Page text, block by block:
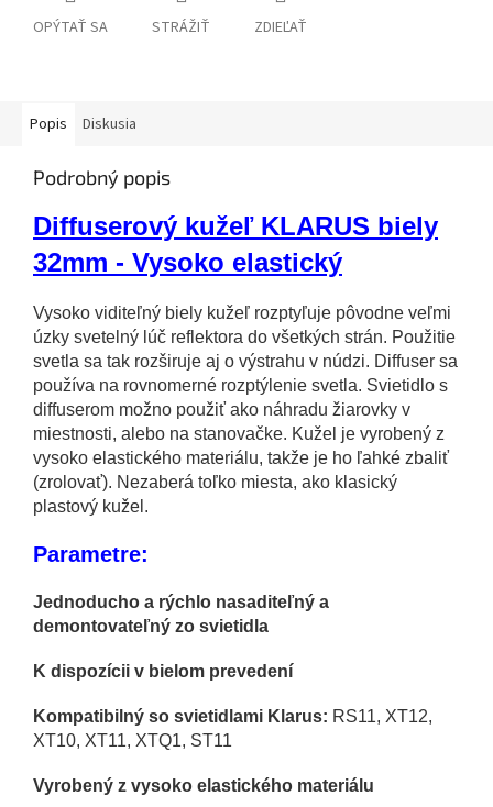
OPÝTAŤ SA STRÁŽIŤ ZDIEĽAŤ
Popis Diskusia
Podrobný popis
Diffuserový kužeľ KLARUS biely
32mm - Vysoko elastický
Vysoko viditeľný biely kužeľ rozptyľuje pôvodne veľmi
úzky svetelný lúč reflektora do všetkých strán. Použitie
svetla sa tak rozširuje aj o výstrahu v núdzi. Diffuser sa
používa na rovnomerné rozptýlenie svetla. Svietidlo s
diffuserom možno použiť ako náhradu žiarovky v
miestnosti, alebo na stanovačke. Kužel je vyrobený z
vysoko elastického materiálu, takže je ho ľahké zbaliť
(zrolovať). Nezaberá toľko miesta, ako klasický
plastový kužel.
Parametre:
Jednoducho a rýchlo nasaditeľný a
demontovateľný zo svietidla
K dispozícii v bielom prevedení
Kompatibilný so svietidlami Klarus: RS11, XT12,
XT10, XT11, XTQ1, ST11
Vyrobený z vysoko elastického materiálu